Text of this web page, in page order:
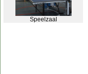
Speelzaal